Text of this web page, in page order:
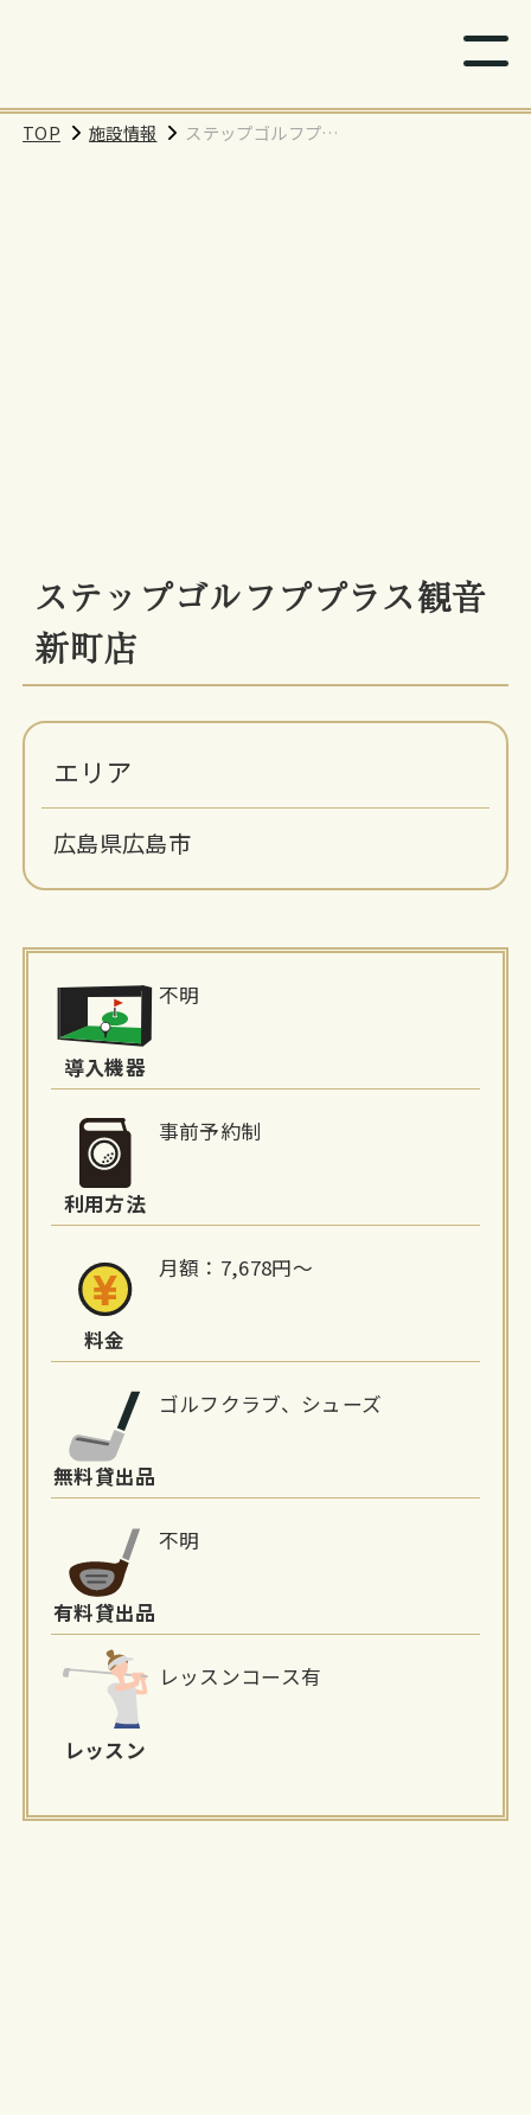
TOP 施設情報
ステップゴルフププ
ステップゴルフププラス観音
新町店
エリア
広島県広島市
報
導入機器
不明
利用方法
事前予約制
料金
月額：7,678円〜
無料貸出品
ゴルフクラブ、シューズ
有料貸出品
不明
レッスン
レッスンコース有